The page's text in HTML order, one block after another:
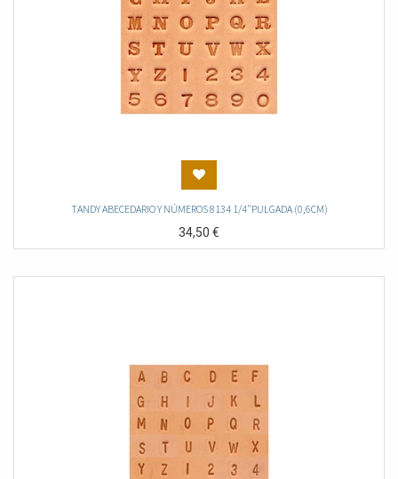
TANDY ABECEDARIO Y NÚMEROS 8134 1/4"PULGADA (0,6CM)
34,50€